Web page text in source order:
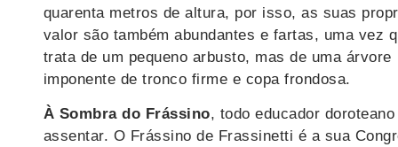
quarenta metros de altura, por isso, as suas
valor são também abundantes e fartas, uma vez
trata de um pequeno arbusto, mas de uma árvore
imponente de tronco firme e copa frondosa.
À Sombra do Frássino, todo educador
assentar. O Frássino de Frassinetti é a sua